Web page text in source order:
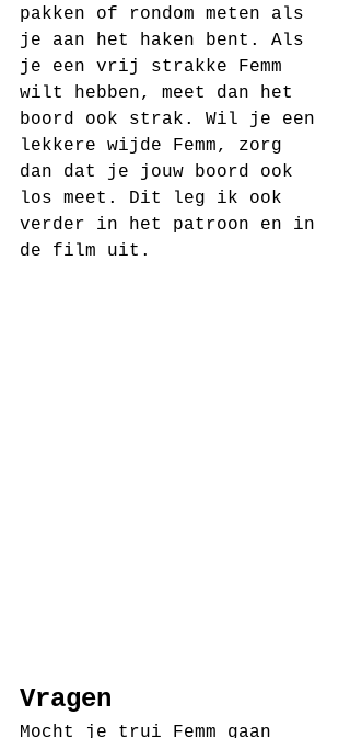
pakken of rondom meten als
je aan het haken bent. Als
je een vrij strakke Femm
wilt hebben, meet dan het
boord ook strak. Wil je een
lekkere wijde Femm, zorg
dan dat je jouw boord ook
los meet. Dit leg ik ook
verder in het patroon en in
de film uit.
Vragen
Mocht je trui Femm gaan